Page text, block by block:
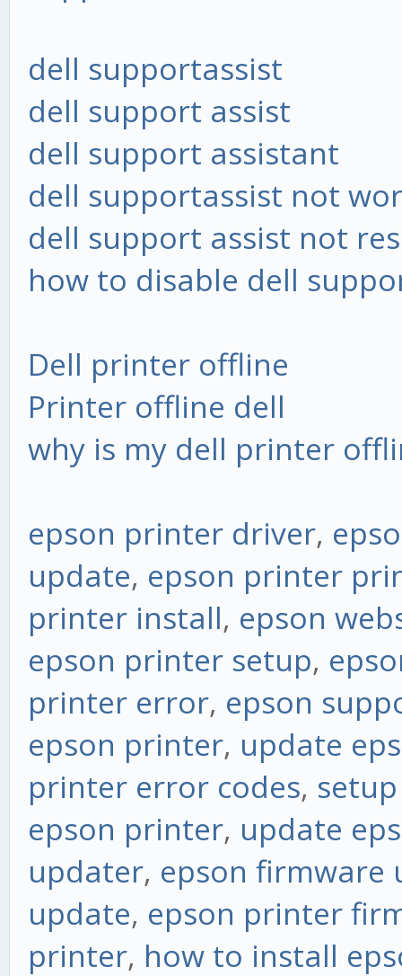
dell supportassist
dell support assist
dell support assistant
dell supportassist not
dell support assist not
how to disable dell
Dell printer offline
Printer offline dell
why is my dell printer
epson printer driver,
update, epson printer
printer install, epson
epson printer setup,
printer error, epson
epson printer, update
printer error codes,
epson printer, update
updater, epson firmware
update, epson printer
printer, how to install